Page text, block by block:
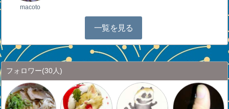
macoto
一覧を見る
フォロワー(30人)